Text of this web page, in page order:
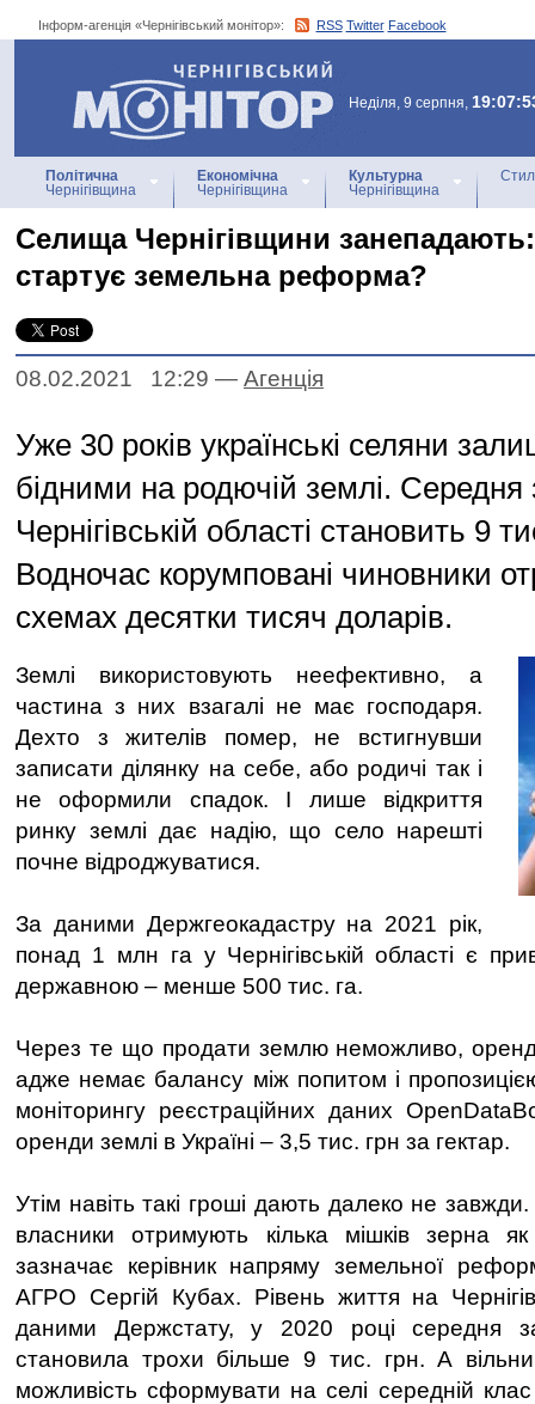
Інформ-агенція «Чернігівський монітор»: RSS Twitter Facebook
Інформ-агенція
«Чернігівський монітор»
Неділя, 9 серпня,
Політична
Чернігівщина
Економічна
Чернігівщина
Культурна
Чернігівщина
Селища Чернігівщини
стартує земельна реформа?
08.02.2021 12:29 — Агенцiя
Уже 30 років українські селяни
бідними на родючій землі. Середня
Чернігівській області становить 9
Водночас корумповані чиновники
схемах десятки тисяч доларів.
Землі використовують неефективно, а
частина з них взагалі не має господаря.
Дехто з жителів помер, не встигнувши
записати ділянку на себе, або родичі так і
не оформили спадок. І лише відкриття
ринку землі дає надію, що село нарешті
почне відроджуватися.
За даними Держгеокадастру на 2021 рік,
понад 1 млн га у Чернігівській області є
державною – менше 500 тис. га.
Через те що продати землю неможливо,
адже немає балансу між попитом і
моніторингу реєстраційних даних
оренди землі в Україні – 3,5 тис. грн за гектар.
Утім навіть такі гроші дають далеко не
власники отримують кілька мішків зерна
зазначає керівник напряму земельної
АГРО Сергій Кубах. Рівень життя на
даними Держстату, у 2020 році середня
становила трохи більше 9 тис. грн. А
можливість сформувати на селі середній